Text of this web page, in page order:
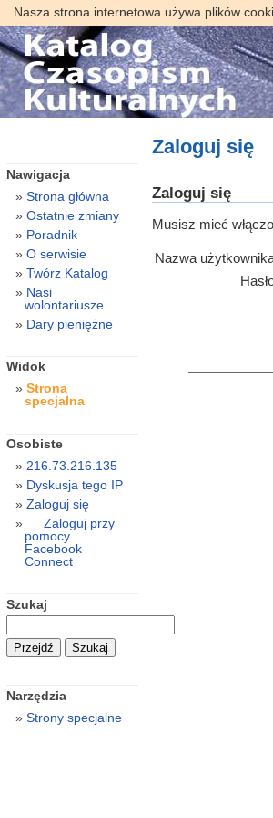
Nasza strona internetowa używa plików
Zaloguj się
Zaloguj się
Musisz mieć
Nazwa
Nawigacja
Strona główna
Ostatnie zmiany
Poradnik
O serwisie
Twórz Katalog
Nasi
wolontariusze
Dary pieniężne
Widok
Strona
specjalna
Osobiste
216.73.216.135
Dyskusja tego IP
Zaloguj się
Zaloguj przy
pomocy
Facebook
Connect
Szukaj
Narzędzia
Strony specjalne